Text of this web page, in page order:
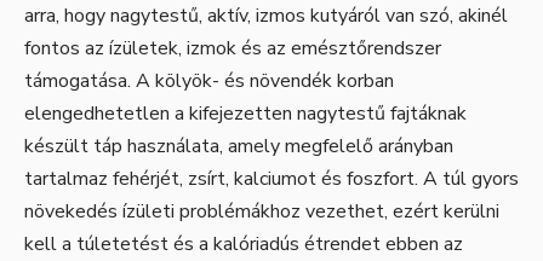
arra, hogy nagytestű, aktív, izmos kutyáról van szó, akinél
fontos az ízületek, izmok és az emésztőrendszer
támogatása. A kölyök- és növendék korban
elengedhetetlen a kifejezetten nagytestű fajtáknak
készült táp használata, amely megfelelő arányban
tartalmaz fehérjét, zsírt, kalciumot és foszfort. A túl gyors
növekedés ízületi problémákhoz vezethet, ezért kerülni
kell a túletetést és a kalóriadús étrendet ebben az